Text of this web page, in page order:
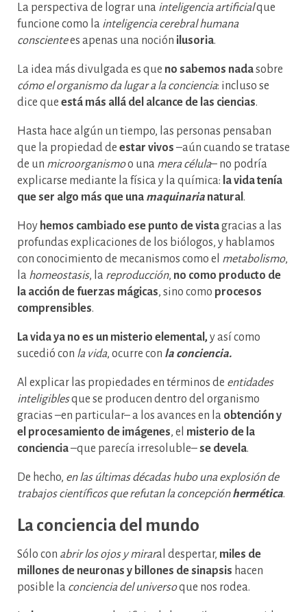
La perspectiva de lograr una inteligencia artificialque
funcione como la inteligencia cerebral humana
conscientees apenas una noción ilusoria.
La idea más divulgada es que no sabemos nadasobre
cómo el organismo da lugar a la conciencia: incluso se
dice que está más allá del alcance de las ciencias.
Hasta hace algún un tiempo, las personas pensaban
que la propiedad de estar vivos –aún cuando se tratase
de un microorganismoo una mera célula– no podría
explicarse mediante la física y la química: la vida tenía
que ser algo más que una maquinarianatural .
Hoy hemos cambiado ese punto de vistagracias a las
profundas explicaciones de los biólogos, y hablamos
con conocimiento de mecanismos como el metabolismo,
la homeostasis, la reproducción, no como producto de
la acción de fuerzas mágicas, sino como procesos
comprensibles.
La vida ya no es un misterio elemental,y así como
sucedió con la vida, ocurre con la conciencia.
Al explicar las propiedades en términos de entidades
inteligiblesque se producen dentro del organismo
gracias –en particular– a los avances en la obtención y
el procesamiento de imágenes, el misterio de la
conciencia–que parecía irresoluble– se devela.
De hecho, en las últimas décadas hubo una explosión de
trabajos científicos que refutan la concepciónhermética.
La conciencia del mundo
Sólo con abrir los ojos y miraral despertar, miles de
millones de neuronas y billones de sinapsis hacen
posible la conciencia del universoque nos rodea.